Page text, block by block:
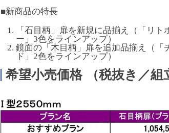
■新商品の特長
「石目柄」扉を新規に品揃え（「リ
ー」3色をラインアップ）
鏡面の「木目柄」扉を追加品揃え（「
ド」2色をラインアップ）
希望小売価格 （税抜き／組